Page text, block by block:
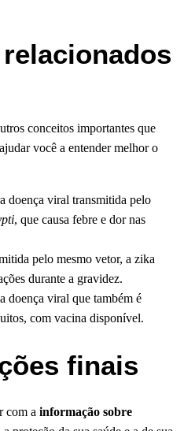
conceitos importantes que
você a entender melhor o
doença viral transmitida pelo
, que causa febre e dor nas
pelo mesmo vetor, a zika
durante a gravidez.
doença viral que também é
com vacina disponível.
finais
com a informação sobre